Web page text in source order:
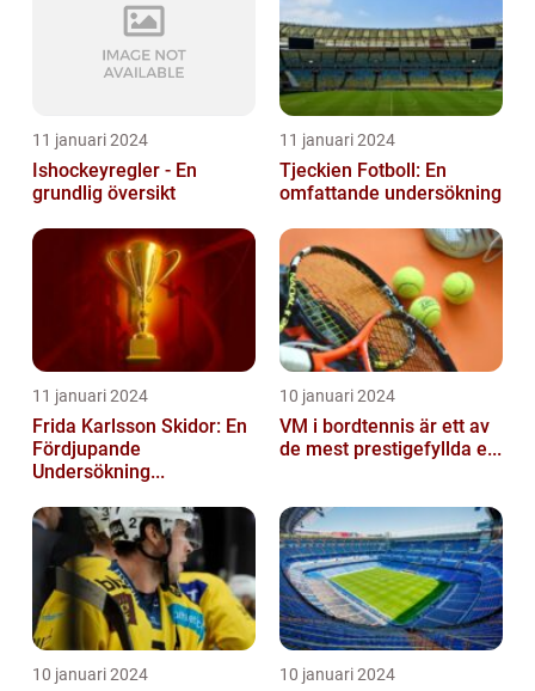
11 januari 2024
Ishockeyregler - En
grundlig översikt
11 januari 2024
Tjeckien Fotboll: En
omfattande undersökning
11 januari 2024
Frida Karlsson Skidor: En
Fördjupande
Undersökning...
10 januari 2024
VM i bordtennis är ett av
de mest prestigefyllda e...
10 januari 2024 10 januari 2024